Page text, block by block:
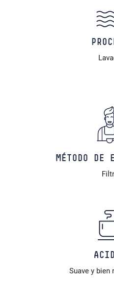
MÉTODO DE
Suave y bien